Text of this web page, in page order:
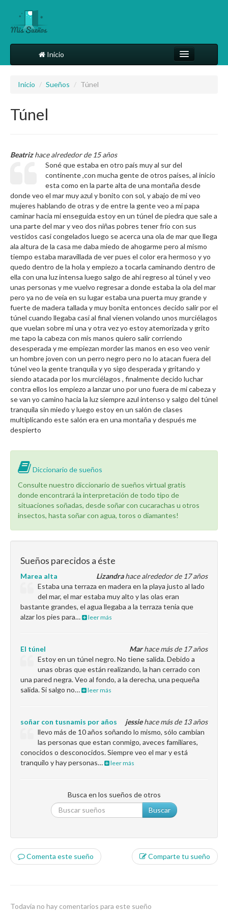
Inicio
Inicio / Sueños / Túnel
Túnel
Beatrizhace alrededor de 15 años
Soné que estaba en otro país muy al sur del
continente ,con mucha gente de otros países, al inicio
esta como en la parte alta de una montaña desde
donde veo el mar muy azul y bonito con sol, y abajo de mi veo
mujeres hablando de otras y de entre la gente veo a mi papa
caminar hacia mi enseguida estoy en un túnel de piedra que sale a
una parte del mar y veo dos niñas pobres tener frío con sus
vestidos casi congelados luego se acerca una ola de mar que llega
ala altura de la casa me daba miedo de ahogarme pero al mismo
tiempo estaba maravillada de ver pues el color era hermoso y yo
quedo dentro de la hola y empiezo a tocarla caminando dentro de
ella con una luz intensa luego salgo de ahí regreso al túnel y veo
unas personas y me vuelvo regresar a donde estaba la ola del mar
pero ya no de veía en su lugar estaba una puerta muy grande y
fuerte de madera tallada y muy bonita entonces decido salir por el
túnel cuando llegaba casi al final vienen volando unos murciélagos
que vuelan sobre mi una y otra vez yo estoy atemorizada y grito
me tapo la cabeza con mis manos quiero salir corriendo
desesperada y me empiezan morder las manos en eso veo venir
un hombre joven con un perro negro pero no lo atacan fuera del
túnel veo la gente tranquila y yo sigo desperada y gritando y
siendo atacada por los murciélagos , finalmente decido luchar
contra ellos los empiezo a lanzar uno por uno fuera de mi cabeza y
se van yo camino hacia la luz siempre azul intenso y salgo del túnel
tranquila sin miedo y luego estoy en un salón de clases
multiplicando este salón era en una montaña y después me
despierto
Diccionario de sueños
Consulte nuestro diccionario de sueños virtual gratis
donde encontrará la interpretación de todo tipo de
situaciones soñadas, desde soñar con cucarachas u otros
insectos, hasta soñar con agua, toros o diamantes!
Sueños parecidos a éste
Lizandrahace alrededor de 17 años
Marea alta
Estaba una terraza en madera en la playa justo al lado
del mar, el mar estaba muy alto y las olas eran
bastante grandes, el agua llegaba a la terraza tenia que
alzar los pies para…
leer más
Marhace más de 17 años
El túnel
Estoy en un túnel negro. No tiene salida. Debido a
unas obras que están realizando, la han cerrado con
una pared negra. Veo al fondo, a la derecha, una pequeña
salida. Si salgo no…
leer más
jessiehace más de 13 años
soñar con tusnamis por años
llevo más de 10 años soñando lo mismo, sólo cambian
las personas que estan conmigo, aveces familiares,
conocidos o desconocidos. Siempre veo el mar y está
tranquilo y hay personas…
leer más
Busca en los sueños de otros
Buscar
Comenta este sueño Comparte tu sueño
Todavía no hay comentarios para este sueño